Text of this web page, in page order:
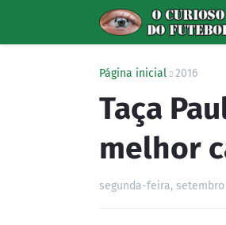
Página inicial 2016
Taça
melhor
segunda-feira, setembro